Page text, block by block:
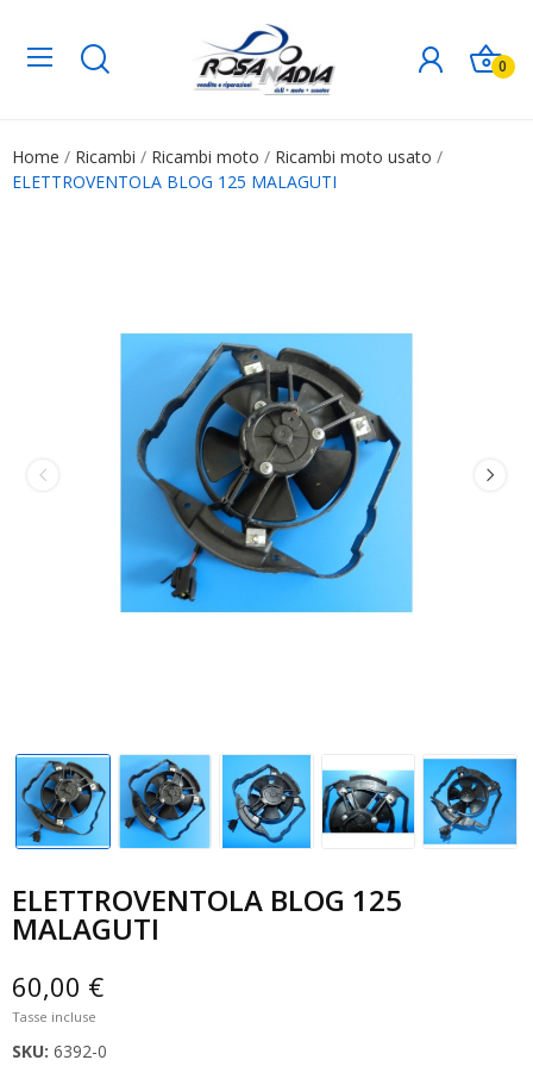
0
Home Ricambi Ricambi moto
Ricambi moto usato
ELETTROVENTOLA BLOG 125 MALAGUTI
ELETTROVENTOLA BLOG 125
MALAGUTI
60,00 €
Tasse incluse
SKU: 6392-0